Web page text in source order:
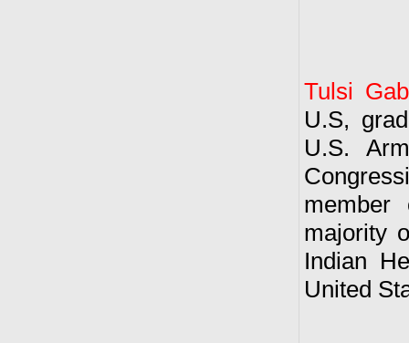
Tulsi
U.S,
U.S.
majority
Indian
United